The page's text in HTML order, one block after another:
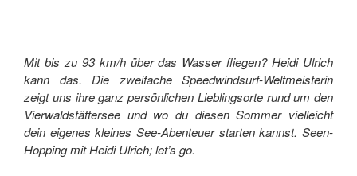
Mit bis zu 93 km/h über das Wasser fliegen? Heidi Ulrich
kann das. Die zweifache Speedwindsurf-Weltmeisterin
zeigt uns ihre ganz persönlichen Lieblingsorte rund um den
Vierwaldstättersee und wo du diesen Sommer vielleicht
dein eigenes kleines See-Abenteuer starten kannst. Seen-
Hopping mit Heidi Ulrich; let’s go.